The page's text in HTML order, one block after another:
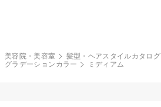
美容院・美容室 髪型・ヘアスタイルカタログ
グラデーションカラー
ミディアム